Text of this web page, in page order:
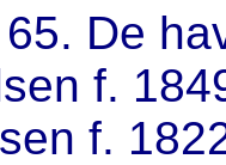
De
f.
f.